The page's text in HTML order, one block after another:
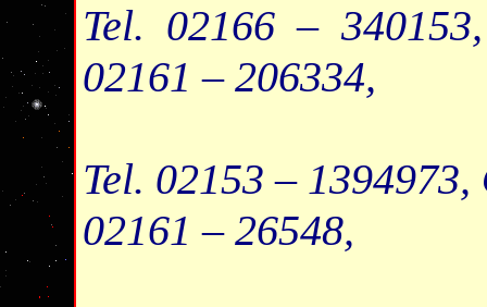
Tel. 02166 –
02161 – 206334,
Tel. 02153 –
02161 – 26548,